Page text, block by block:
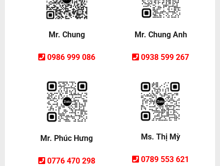
Mr. Chung
0986 999 086
Mr. Chung Anh
0938 599 267
Mr. Phúc Hưng
0776 470 298
Ms. Thị Mỳ
0789 553 621